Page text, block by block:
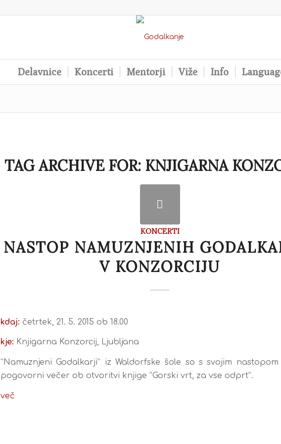
Delavnice Koncerti Mentorji Viže Info
TAG ARCHIVE FOR: KNJIGARNA
KONCERTI
NASTOP NAMUZNJENIH
V KONZORCIJU
kdaj: četrtek, 21. 5. 2015 ob 18.00
kje: Knjigarna Konzorcij, Ljubljana
“Namuznjeni Godalkarji” iz Waldorfske šole so s svojim
pogovorni večer ob otvoritvi knjige “Gorski vrt, za vse odprt”.
več